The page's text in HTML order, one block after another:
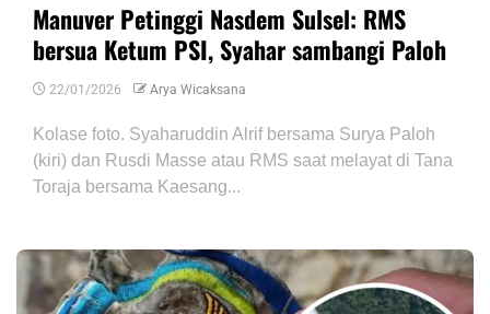
Manuver Petinggi Nasdem Sulsel: RMS
bersua Ketum PSI, Syahar sambangi Paloh
22/01/2026 Arya Wicaksana
Kolase foto. Syaharuddin Alrif bersama Surya Paloh
(kiri) dan Rusdi Masse atau RMS saat melayat di Tana
Toraja bersama Kaesang...